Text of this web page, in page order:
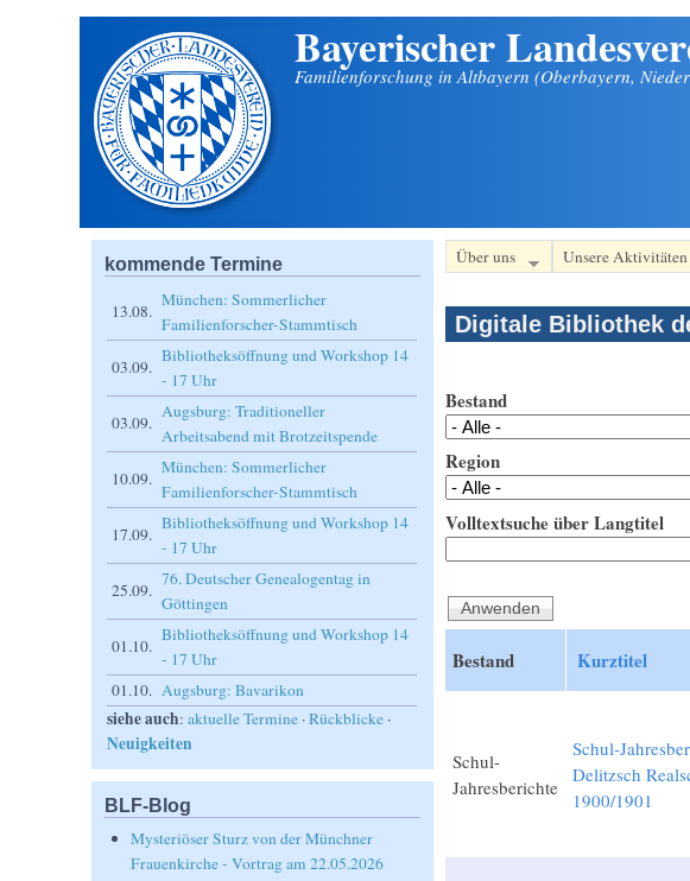
Bayerischer
Familienforschung in Altbayern (Oberbayern,
Über uns Unsere Aktivitäten
Digitale Bibliothek
Bestand
Region
Volltextsuche über Langtitel
Bestand Kurztitel
Schul-
Jahresberichte
Schul-
Delitzsch
1900/1901
kommende Termine
13.08.
München: Sommerlicher
Familienforscher-Stammtisch
03.09.
Bibliotheksöffnung und Workshop 14
- 17 Uhr
03.09.
Augsburg: Traditioneller
Arbeitsabend mit Brotzeitspende
10.09.
München: Sommerlicher
Familienforscher-Stammtisch
17.09.
Bibliotheksöffnung und Workshop 14
- 17 Uhr
25.09.
76. Deutscher Genealogentag in
Göttingen
01.10.
Bibliotheksöffnung und Workshop 14
- 17 Uhr
01.10. Augsburg: Bavarikon
siehe auch:aktuelle Termine ·Rückblicke ·
Neuigkeiten
BLF-Blog
Mysteriöser Sturz von der Münchner
Frauenkirche - Vortrag am 22.05.2026